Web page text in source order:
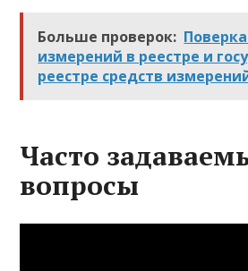
Больше проверок:
измерений в реестре и
реестре средств
Часто
вопросы